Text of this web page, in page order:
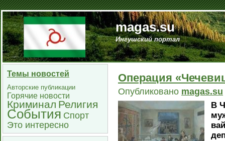
magas.su
Ингушский портал
Темы новостей
Авторские публикации
Горячие новости
Криминал Религия
События Спорт
Это интересно
Операция
Опубликовано magas.su
В